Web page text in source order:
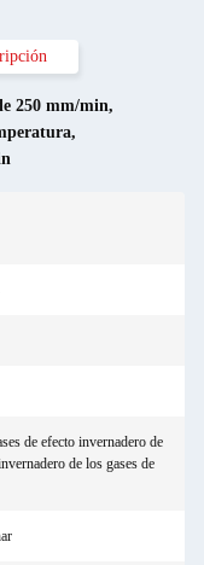
250 mm/min,
,
de efecto invernadero de
de los gases de